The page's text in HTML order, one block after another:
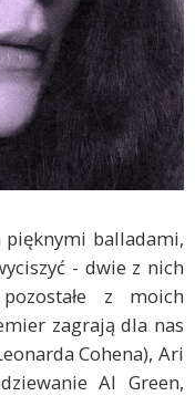
pięknymi balladami,
- dwie z nich
z moich
zagrają dla nas
Cohena), Ari
Al Green,